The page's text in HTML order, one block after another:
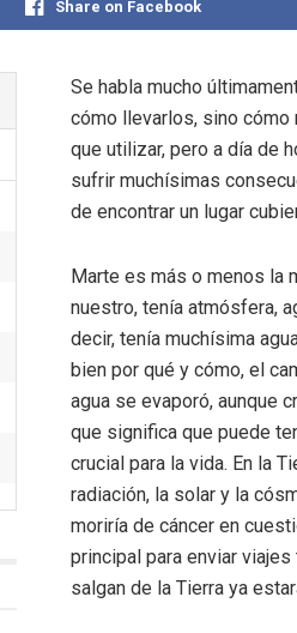
Share on Facebook
Se habla mucho
cómo llevarlos, sino
que utilizar, pero a día de
sufrir muchísimas
de encontrar un lugar
Marte es más o menos la
nuestro, tenía atmósfera,
decir, tenía muchísima
bien por qué y cómo, el
agua se evaporó, aunque
que significa que puede
crucial para la vida. En la
radiación, la solar y la
moriría de cáncer en
principal para enviar
salgan de la Tierra ya